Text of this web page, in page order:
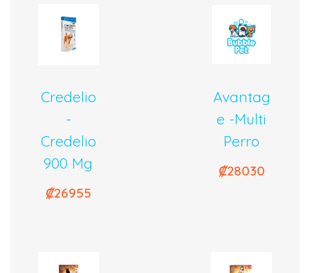
Credelio
-
Credelio
900 Mg
₡26955
Avantag
E -Multi
Perro
₡28030